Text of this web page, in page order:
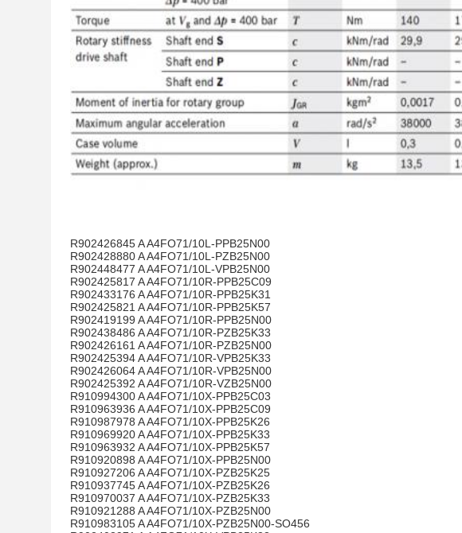
R902426845 A A4FO71/10L-PPB25N00
R902428880 A A4FO71/10L-PZB25N00
R902448477 A A4FO71/10L-VPB25N00
R902425817 A A4FO71/10R-PPB25C09
R902433176 A A4FO71/10R-PPB25K31
R902425821 A A4FO71/10R-PPB25K57
R902419199 A A4FO71/10R-PPB25N00
R902438486 A A4FO71/10R-PZB25K33
R902426161 A A4FO71/10R-PZB25N00
R902425394 A A4FO71/10R-VPB25K33
R902426064 A A4FO71/10R-VPB25N00
R902425392 A A4FO71/10R-VZB25N00
R910994300 A A4FO71/10X-PPB25C03
R910963936 A A4FO71/10X-PPB25C09
R910987978 A A4FO71/10X-PPB25K26
R910969920 A A4FO71/10X-PPB25K33
R910963932 A A4FO71/10X-PPB25K57
R910920898 A A4FO71/10X-PPB25N00
R910927206 A A4FO71/10X-PZB25K25
R910937745 A A4FO71/10X-PZB25K26
R910970037 A A4FO71/10X-PZB25K33
R910921288 A A4FO71/10X-PZB25N00
R910983105 A A4FO71/10X-PZB25N00-SO456